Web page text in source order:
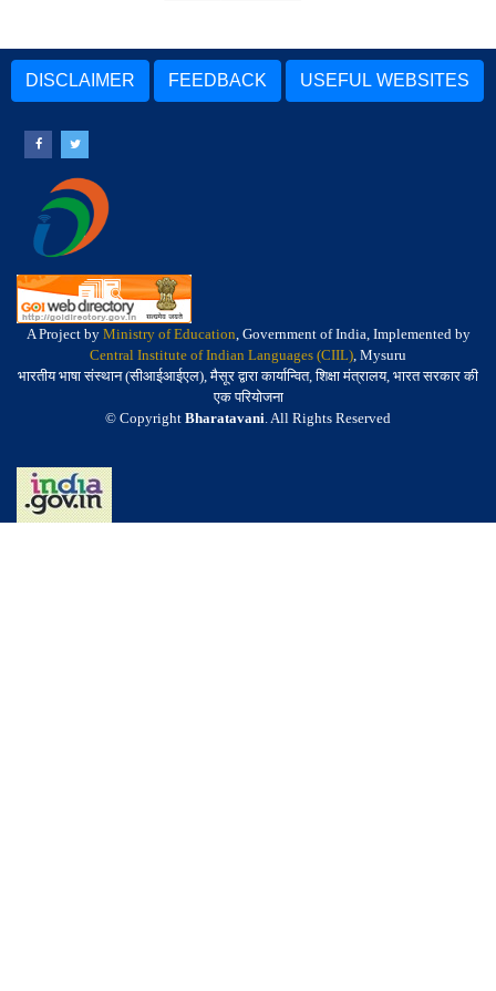
DISCLAIMER FEEDBACK USEFUL WEBSITES
A Project by Ministry of Education, Government of India, Implemented by
Central Institute of Indian Languages (CIIL), Mysuru
भारतीय भाषा संस्थान (सीआईआईएल), मैसूर द्वारा कार्यान्वित, शिक्षा मंत्रालय, भारत सरकार की
एक परियोजना
© Copyright Bharatavani. All Rights Reserved